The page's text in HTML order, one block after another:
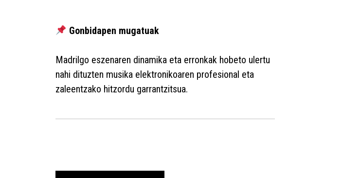
Gonbidapen mugatuak
Madrilgo eszenaren dinamika eta erronkak hobeto ulertu
nahi dituzten musika elektronikoaren profesional eta
zaleentzako hitzordu garrantzitsua.